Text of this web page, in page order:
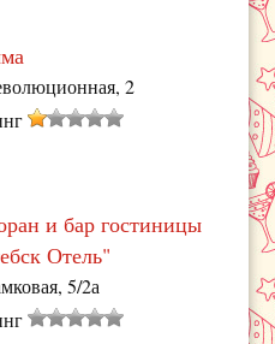
2
и бар гостиницы
Отель"
5/2а